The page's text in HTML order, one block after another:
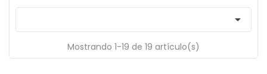

Mostrando 1-19 de 19 artículo(s)